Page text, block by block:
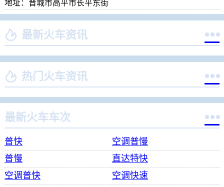
地址：晋城市高平市长平东街
 最新火车资讯 
 热门火车资讯 
最新火车车次 
普快
空调普慢
普慢
直达特快
空调普快
空调快速